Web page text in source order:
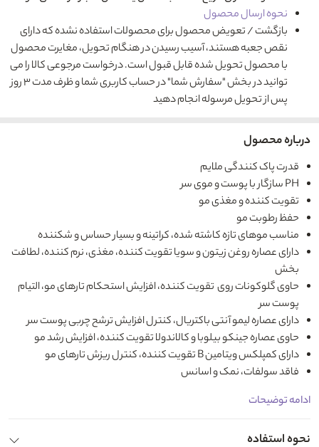
نحوه ارسال محصول
بازگشت / تعویض محصول برای محصولات استفاده نشده که دارای
نقص جعبه هستند، آسیب رسیدن در هنگام تحویل، مغایرت محصول
با محصول تحویل شده قابل قبول است. درخواست مرجوعی کالا را می
توانید در بخش "سفارش شما" در حساب کاربری شما و ظرف مدت ۳ روز
پس از تحویل مرسوله انجام دهید
درباره محصول
قدرت پاک کنندگی ملایم
PH سازگار با پوست و موی سر
تقویت کننده و مغذی مو
حفظ رطوبت مو
مناسب موهای تازه کاشته شده، کراتینه و بسیار حساس و شکننده
دارای عصاره روغن زیتون و سویا تقویت کننده، مغذی، نرم کننده، لطافت
بخش
حاوی گلوکونات روی تقویت کننده، افزایش استحکام تارهای مو، التیام
پوست سر
دارای عصاره لیمو آنتی باکتریال، کنترل افزایش ترشح چربی پوست سر
حاوی عصاره جینکو بیلوبا و کالاندولا تقویت کننده، افزایش رشد مو
دارای کمپلکس ویتامین B تقویت کننده، کنترل ریزش تارهای مو
فاقد سولفات، نمک و اسانس
ادامه توضیحات
نحوه استفاده